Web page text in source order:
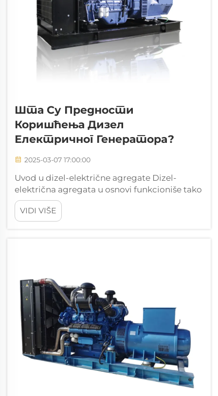
Шта Су Предности
Коришћења Дизел
Електричног Генератора?
2025-03-07 17:00:00
Uvod u dizel-električne agregate Dizel-
električna agregata u osnovi funkcioniše tako
što kombinuje dizel motor sa električnim
generatorom kako bi proizvela struju.
Osnovna funkcija ovih jedinica je da pretvore
VIDI VIŠE